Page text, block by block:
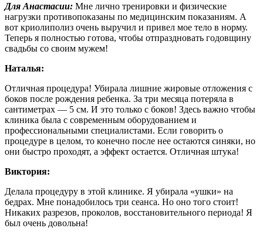
Для Анастасии: Мне лично тренировки и физические
нагрузки противопоказаны по медицинским показаниям. А
вот криолиполиз очень выручил и привел мое тело в норму.
Теперь я полностью готова, чтобы отпраздновать годовщину
свадьбы со своим мужем!
Наталья:
Отличная процедура! Убирала лишние жировые отложения с
боков после рождения ребенка. За три месяца потеряла в
сантиметрах — 5 см. И это только с боков! Здесь важно чтобы
клиника была с современным оборудованием и
профессиональными специалистами. Если говорить о
процедуре в целом, то конечно после нее остаются синяки, но
они быстро проходят, а эффект остается. Отличная штука!
Виктория:
Делала процедуру в этой клинике. Я убирала «ушки» на
бедрах. Мне понадобилось три сеанса. Но оно того стоит!
Никаких разрезов, проколов, восстановительного периода! Я
был очень довольна!